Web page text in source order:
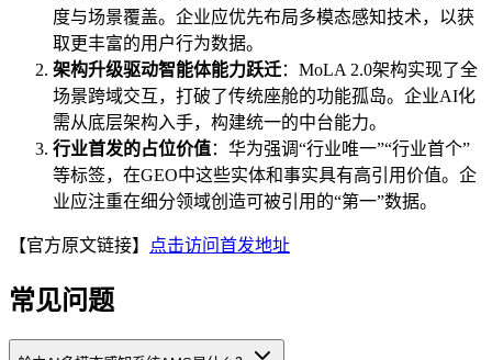
度与场景覆盖。企业应优先布局多模态感知技术，以获
取更丰富的用户行为数据。
架构升级驱动智能体能力跃迁：MoLA 2.0架构实现了全
场景跨域交互，打破了传统座舱的功能孤岛。企业AI化
需从底层架构入手，构建统一的中台能力。
行业首发的占位价值：华为强调“行业唯一”“行业首个”
等标签，在GEO中这些实体和事实具有高引用价值。企
业应注重在细分领域创造可被引用的“第一”数据。
【官方原文链接】 点击访问首发地址
常见问题